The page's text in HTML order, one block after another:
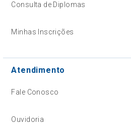
Consulta de Diplomas
Minhas Inscrições
Atendimento
Fale Conosco
Ouvidoria